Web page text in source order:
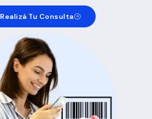
Realizá Tu Consulta